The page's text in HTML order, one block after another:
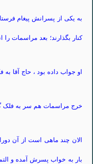
به یکی از پسرانش پیغام
کنار بگذارند؛ بعد مراسمات را
او جواب داده بود ، حاج آقا
خرج مراسمات هم سر به
بار به خواب پسرش آمده و